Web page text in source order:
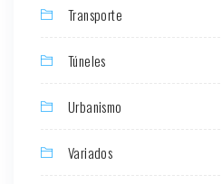
Transporte
Túneles
Urbanismo
Variados